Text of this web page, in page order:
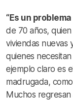
“Es un
de 70 años,
viviendas nuevas
quienes
ejemplo claro es
madrugada,
Muchos